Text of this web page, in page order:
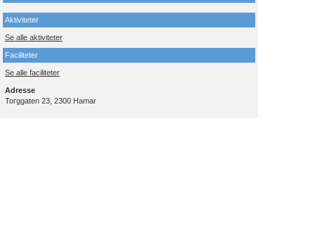
Aktiviteter
Se alle aktiviteter
Faciliteter
Se alle faciliteter
Adresse
Torggaten 23, 2300 Hamar